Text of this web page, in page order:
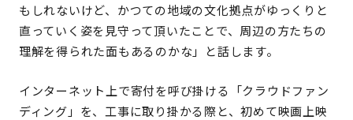
もしれないけど、かつての地域の文化拠点がゆっくりと
直っていく姿を見守って頂いたことで、周辺の方たちの
理解を得られた面もあるのかな」と話します。
インターネット上で寄付を呼び掛ける「クラウドファン
ディング」を、工事に取り掛かる際と、初めて映画上映